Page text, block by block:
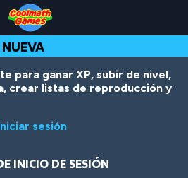
para ganar XP, subir de nivel,
crear listas de reproducción y
sesión.
INICIO DE SESIÓN